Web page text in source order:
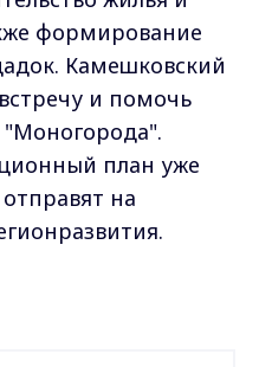
формирование
Камешковский
и помочь
план уже
на